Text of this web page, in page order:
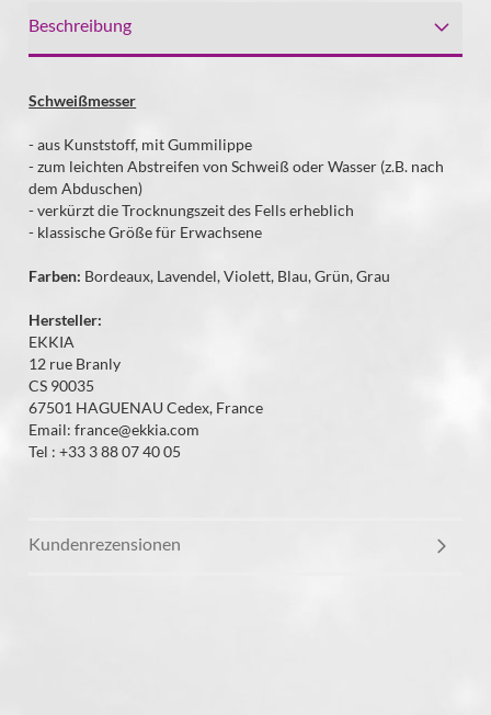
Beschreibung
Schweißmesser
- aus Kunststoff, mit Gummilippe
- zum leichten Abstreifen von Schweiß oder Wasser (z.B. nach
dem Abduschen)
- verkürzt die Trocknungszeit des Fells erheblich
- klassische Größe für Erwachsene
Farben: Bordeaux, Lavendel, Violett, Blau, Grün, Grau
Hersteller:
EKKIA
12 rue Branly
CS 90035
67501 HAGUENAU Cedex, France
Email: france@ekkia.com
Tel : +33 3 88 07 40 05
Kundenrezensionen